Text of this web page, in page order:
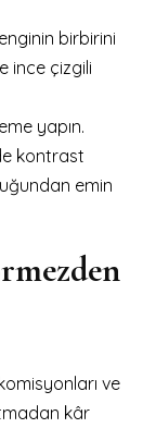
birbirini
ince çizgili
yapın.
kontrast
emin
ve
kâr